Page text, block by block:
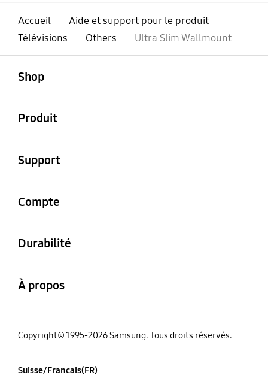
Accueil
Aide et support pour le produit
Télévisions
Others Ultra Slim Wallmount
Shop
Produit
Support
Compte
Durabilité
À propos
Copyright© 1995-2026 Samsung. Tous droits réservés.
Suisse/Francais(FR)